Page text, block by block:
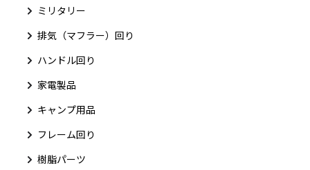
ミリタリー
排気（マフラー）回り
ハンドル回り
家電製品
キャンプ用品
フレーム回り
樹脂パーツ